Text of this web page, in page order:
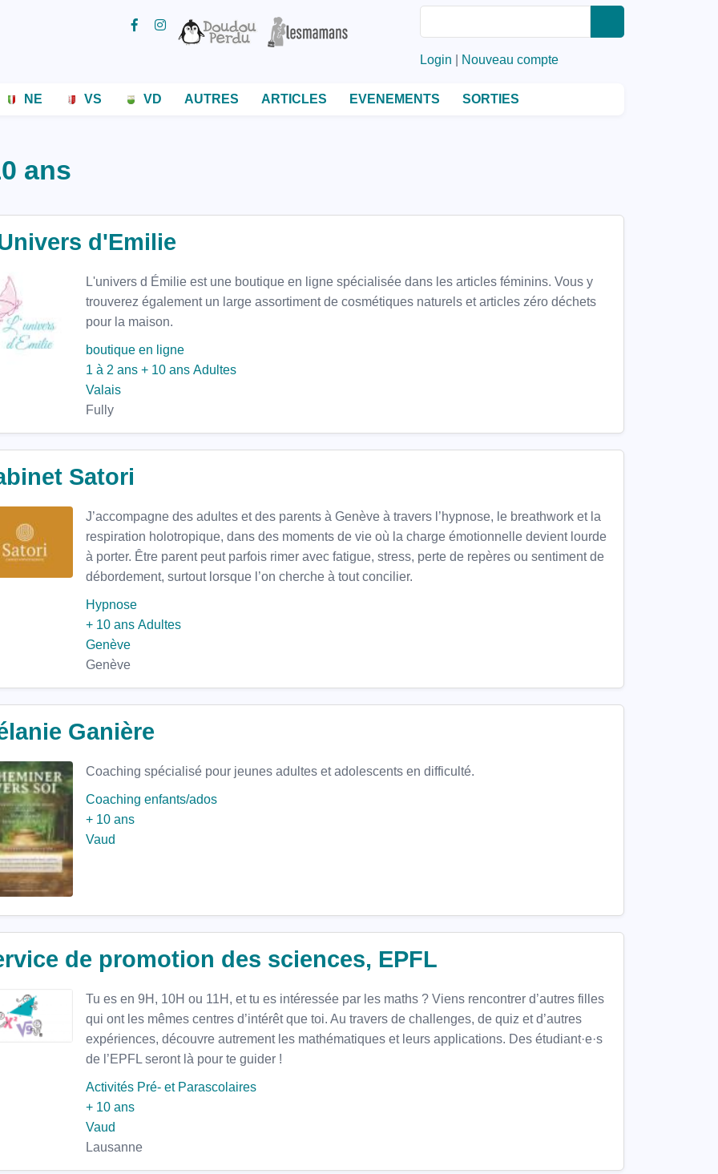
Login Nouveau compte
NE VS VD AUTRES ARTICLES EVENEMENTS SORTIES
ans
d'Emilie
L'univers d Émilie est une boutique en ligne spécialisée dans les articles féminins. Vous y
trouverez également un large assortiment de cosmétiques naturels et articles zéro déchets
pour la maison.
boutique en ligne
1 à 2 ans + 10 ans Adultes
Valais
Fully
Satori
J’accompagne des adultes et des parents à Genève à travers l’hypnose, le breathwork et la
respiration holotropique, dans des moments de vie où la charge émotionnelle devient lourde
à porter. Être parent peut parfois rimer avec fatigue, stress, perte de repères ou sentiment de
débordement, surtout lorsque l’on cherche à tout concilier.
Hypnose
+ 10 ans Adultes
Genève
Genève
Ganière
Coaching spécialisé pour jeunes adultes et adolescents en difficulté.
Coaching enfants/ados
+ 10 ans
Vaud
de promotion des sciences, EPFL
Tu es en 9H, 10H ou 11H, et tu es intéressée par les maths ? Viens rencontrer d’autres filles
qui ont les mêmes centres d’intérêt que toi. Au travers de challenges, de quiz et d’autres
expériences, découvre autrement les mathématiques et leurs applications. Des étudiant·e·s
de l’EPFL seront là pour te guider !
Activités Pré- et Parascolaires
+ 10 ans
Vaud
Lausanne